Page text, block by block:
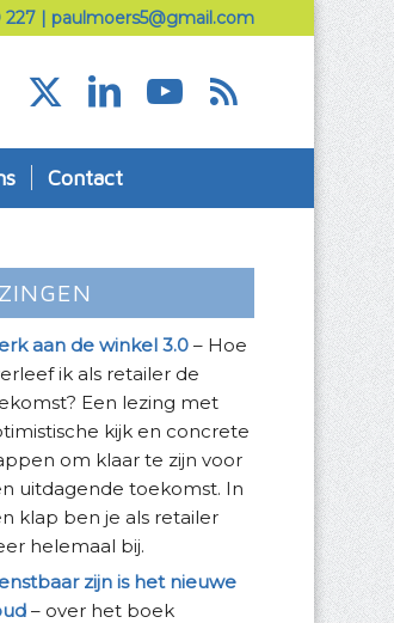
227| paulmoers5@gmail.com
Contact
aan de winkel 3.0 – Hoe
ik als retailer de
Een lezing met
kijk en concrete
om klaar te zijn voor
uitdagende toekomst. In
klap ben je als retailer
helemaal bij.
zijn is het nieuwe
– over het boek